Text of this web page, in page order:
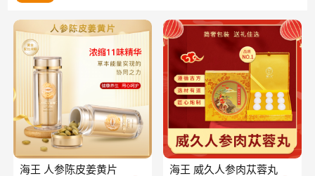
海王 人参陈皮姜黄片 海王 威久人参肉苁蓉丸